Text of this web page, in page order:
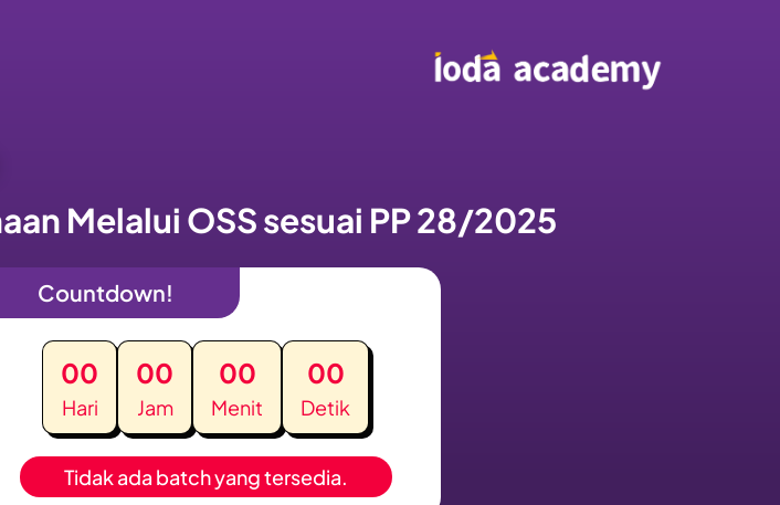
Melalui OSS sesuai PP 28/2025
Countdown!
00
Hari
00
Jam
00
Menit
00
Detik
Tidak ada batch yang tersedia.